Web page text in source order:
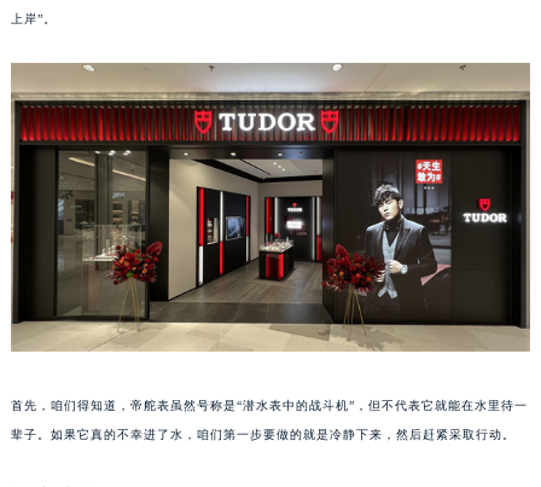
上岸”。
首先，咱们得知道，帝舵表虽然号称是“潜水表中的战斗机”，但不代表它就能在水里待一
辈子。如果它真的不幸进了水，咱们第一步要做的就是冷静下来，然后赶紧采取行动。